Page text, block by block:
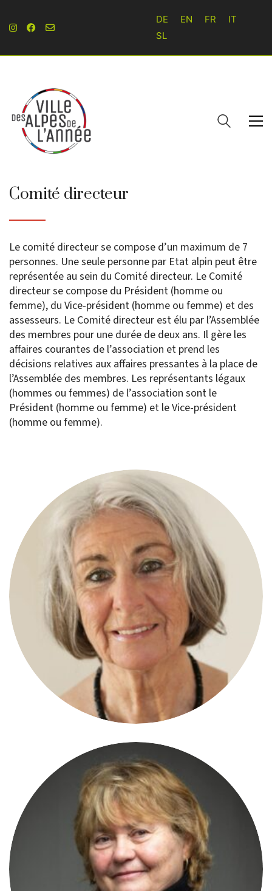
DE EN FR
IT
SL
Comité directeur
Le comité directeur se compose d’un maximum de 7
personnes. Une seule personne par Etat alpin peut être
représentée au sein du Comité directeur. Le Comité
directeur se compose du Président (homme ou
femme), du Vice-président (homme ou femme) et des
assesseurs. Le Comité directeur est élu par l’Assemblée
des membres pour une durée de deux ans. Il gère les
affaires courantes de l’association et prend les
décisions relatives aux affaires pressantes à la place de
l’Assemblée des membres. Les représentants légaux
(hommes ou femmes) de l’association sont le
Président (homme ou femme) et le Vice-président
(homme ou femme).
Ingrid Fischer
COPRÉSIDENTE
2ème maire de la ville de Sonthofen
Michèle Rabbiosi
VICE-PRÉSIDENTE
Chamonix/F